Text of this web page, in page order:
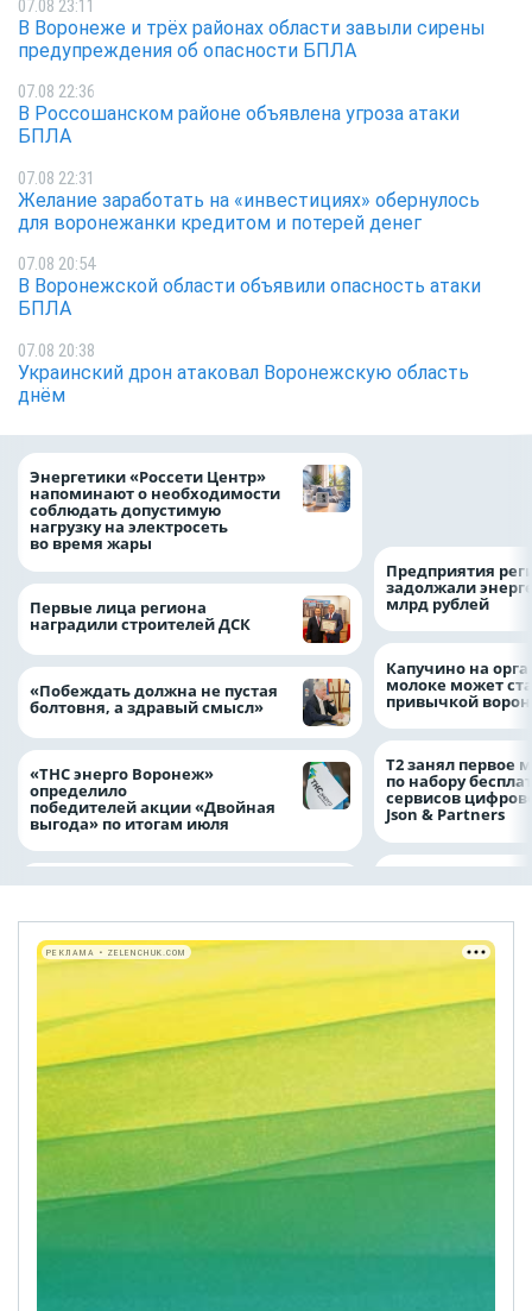
07.08 23:11
В Воронеже и трёх районах области завыли сирены
предупреждения об опасности БПЛА
07.08 22:36
В Россошанском районе объявлена угроза атаки
БПЛА
07.08 22:31
Желание заработать на «инвестициях» обернулось
для воронежанки кредитом и потерей денег
07.08 20:54
В Воронежской области объявили опасность атаки
БПЛА
07.08 20:38
Украинский дрон атаковал Воронежскую область
днём
Энергетики «Россети Центр»
напоминают о необходимости
соблюдать допустимую
нагрузку на электросеть
во время жары
Первые лица региона
наградили строителей ДСК
«Побеждать должна не пустая
болтовня, а здравый смысл»
«ТНС энерго Воронеж»
определило
победителей акции «Двойная
выгода» по итогам июля
Предприятия
задолжали
млрд рублей
Капучино на
молоке может
привычкой
Т2 занял первое
по набору
сервисов
Json & Partners
РЕКЛАМА • ZELENCHUK.COM